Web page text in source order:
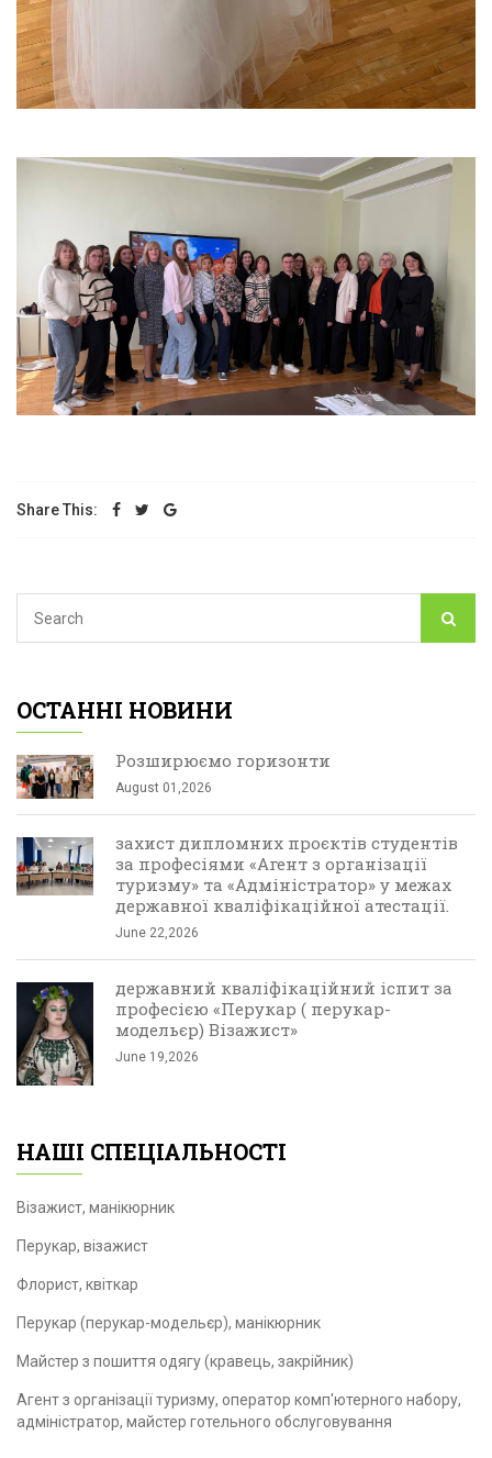
Share This:
ОСТАННІ НОВИНИ
Розширюємо горизонти
August 01,2026
захист дипломних проєктів студентів
за професіями «Агент з організації
туризму» та «Адміністратор» у межах
державної кваліфікаційної атестації.
June 22,2026
державний кваліфікаційний іспит за
професією «Перукар ( перукар-
модельєр) Візажист»
June 19,2026
НАШІ СПЕЦІАЛЬНОСТІ
Візажист, манікюрник
Перукар, візажист
Флорист, квіткар
Перукар (перукар-модельєр), манікюрник
Майстер з пошиття одягу (кравець, закрійник)
Агент з організації туризму, оператор комп'ютерного набору,
адміністратор, майстер готельного обслуговування